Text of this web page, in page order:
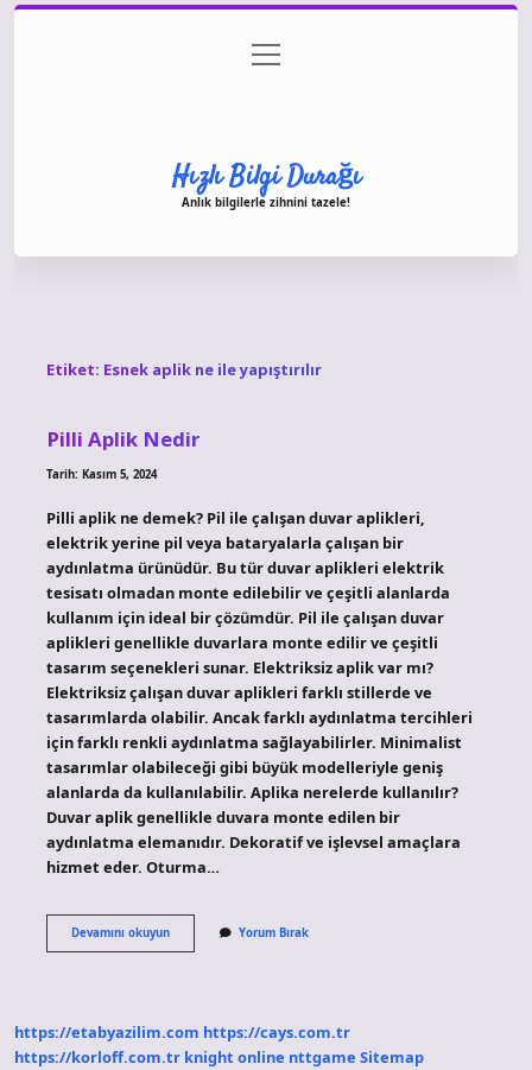
Gizlilik Politikası
menüyü
aç
Hızlı Bilgi Durağı
Anlık bilgilerle zihnini tazele!
Etiket: Esnek aplik ne ile yapıştırılır
Pilli Aplik Nedir
Tarih: Kasım 5, 2024
Pilli aplik ne demek? Pil ile çalışan duvar aplikleri,
elektrik yerine pil veya bataryalarla çalışan bir
aydınlatma ürünüdür. Bu tür duvar aplikleri elektrik
tesisatı olmadan monte edilebilir ve çeşitli alanlarda
kullanım için ideal bir çözümdür. Pil ile çalışan duvar
aplikleri genellikle duvarlara monte edilir ve çeşitli
tasarım seçenekleri sunar. Elektriksiz aplik var mı?
Elektriksiz çalışan duvar aplikleri farklı stillerde ve
tasarımlarda olabilir. Ancak farklı aydınlatma tercihleri ​​
için farklı renkli aydınlatma sağlayabilirler. Minimalist
tasarımlar olabileceği gibi büyük modelleriyle geniş
alanlarda da kullanılabilir. Aplika nerelerde kullanılır?
Duvar aplik genellikle duvara monte edilen bir
aydınlatma elemanıdır. Dekoratif ve işlevsel amaçlara
hizmet eder. Oturma…
Devamını okuyunPilli
Aplik
Yorum Bırak
https://etabyazilim.com https://cays.com.tr
https://korloff.com.tr knight online nttgame Sitemap